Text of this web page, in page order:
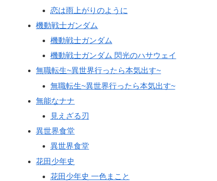
恋は雨上がりのように
機動戦士ガンダム
機動戦士ガンダム
機動戦士ガンダム 閃光のハサウェイ
無職転生~異世界行ったら本気出す~
無職転生~異世界行ったら本気出す~
無能なナナ
見えざる刃
異世界食堂
異世界食堂
花田少年史
花田少年史 一色まこと